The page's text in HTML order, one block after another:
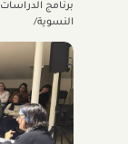
برنامج الدراسات
النسوية/